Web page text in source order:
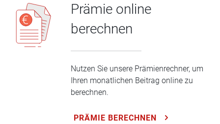
Prämie online
berechnen
Nutzen Sie unsere Prämienrechner, um
Ihren monatlichen Beitrag online zu
berechnen.
PRÄMIE BERECHNEN